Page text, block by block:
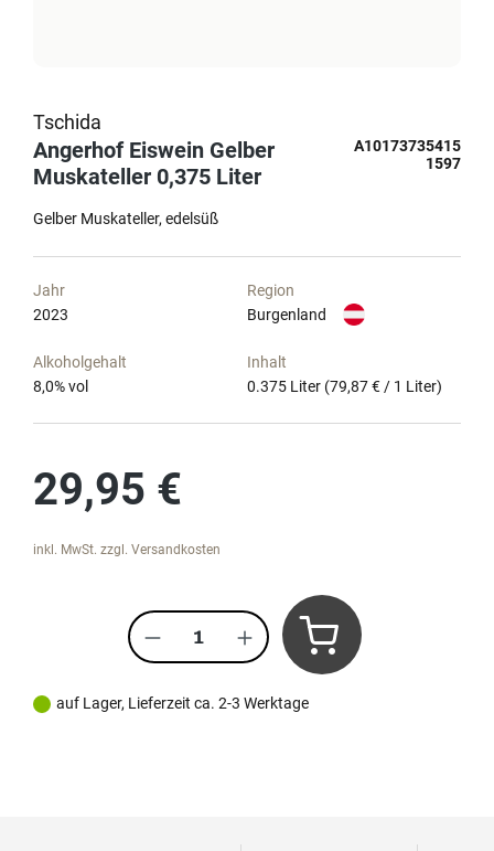
Tschida
Angerhof Eiswein Gelber
Muskateller 0,375 Liter
A10173735415
1597
Gelber Muskateller edelsüß
Jahr
2023
Region
Burgenland
Alkoholgehalt
8,0% vol
Inhalt
0.375 Liter (79,87 € / 1 Liter)
29,95 €
inkl. MwSt. zzgl. Versandkosten
Produkt Anzahl: Gib den
auf Lager, Lieferzeit ca. 2-3 Werktage